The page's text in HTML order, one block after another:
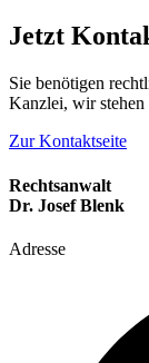
Jetzt
Sie benötigen
Kanzlei, wir stehen
Zur Kontaktseite
Rechtsanwalt
Dr. Josef Blenk
Adresse